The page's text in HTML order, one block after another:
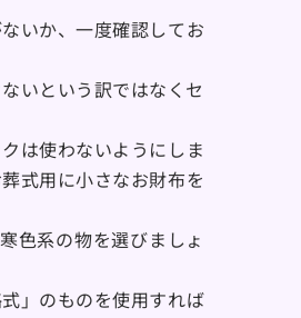
いか、一度確認してお
いという訳ではなくセ
は使わないようにしま
式用に小さなお財布を
色系の物を選びましょ
」のものを使用すれば